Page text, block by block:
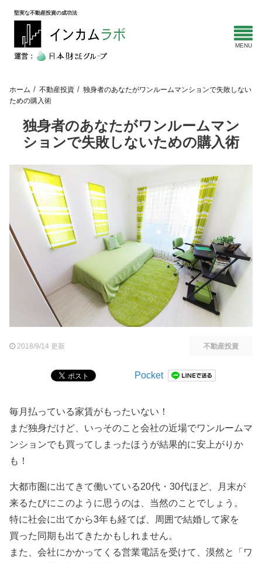
堅実な不動産投資の成功法
運営：
ホーム 不動産投資
独身者のあなたがワンルームマンションで失敗しない
ための購入術
独身者のあなたがワンルームマン
ションで失敗しないための購入術
2018/9/14 更新 不動産投資
Pocket
毎月払っている家賃がもったいない！
まだ独身だけど、いっそのこと会社の近場でワンルームマ
ンションでも買ってしまったほうが結果的に安上がりか
も！
大都市圏に出てきて働いている20代・30代ほど、月末が
来るたびにこのように思うのは、当然のことでしょう。
特に社会に出てから3年も経てば、周囲で結婚して家を
買った同期も出てきたかもしれません。
また、会社にかかってくる営業電話を受けて、漠然と「ワ